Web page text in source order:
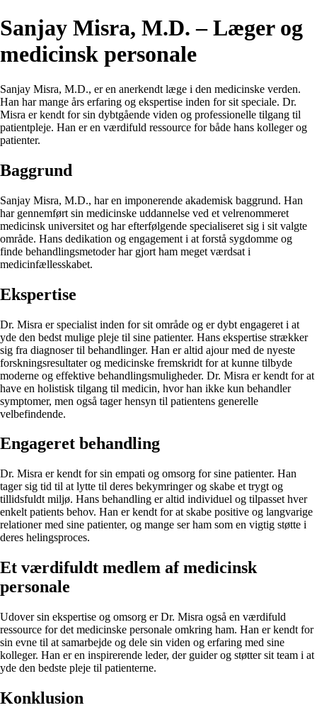
Sanjay Misra, M.D. – Læger og
medicinsk personale
Sanjay Misra, M.D., er en anerkendt læge i den medicinske verden.
Han har mange års erfaring og ekspertise inden for sit speciale. Dr.
Misra er kendt for sin dybtgående viden og professionelle tilgang til
patientpleje. Han er en værdifuld ressource for både hans kolleger og
patienter.
Baggrund
Sanjay Misra, M.D., har en imponerende akademisk baggrund. Han
har gennemført sin medicinske uddannelse ved et velrenommeret
medicinsk universitet og har efterfølgende specialiseret sig i sit valgte
område. Hans dedikation og engagement i at forstå sygdomme og
finde behandlingsmetoder har gjort ham meget værdsat i
medicinfællesskabet.
Ekspertise
Dr. Misra er specialist inden for sit område og er dybt engageret i at
yde den bedst mulige pleje til sine patienter. Hans ekspertise strækker
sig fra diagnoser til behandlinger. Han er altid ajour med de nyeste
forskningsresultater og medicinske fremskridt for at kunne tilbyde
moderne og effektive behandlingsmuligheder. Dr. Misra er kendt for at
have en holistisk tilgang til medicin, hvor han ikke kun behandler
symptomer, men også tager hensyn til patientens generelle
velbefindende.
Engageret behandling
Dr. Misra er kendt for sin empati og omsorg for sine patienter. Han
tager sig tid til at lytte til deres bekymringer og skabe et trygt og
tillidsfuldt miljø. Hans behandling er altid individuel og tilpasset hver
enkelt patients behov. Han er kendt for at skabe positive og langvarige
relationer med sine patienter, og mange ser ham som en vigtig støtte i
deres helingsproces.
Et værdifuldt medlem af medicinsk
personale
Udover sin ekspertise og omsorg er Dr. Misra også en værdifuld
ressource for det medicinske personale omkring ham. Han er kendt for
sin evne til at samarbejde og dele sin viden og erfaring med sine
kolleger. Han er en inspirerende leder, der guider og støtter sit team i at
yde den bedste pleje til patienterne.
Konklusion